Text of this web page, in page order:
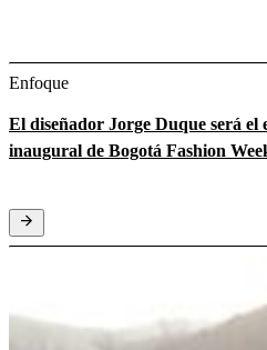
Enfoque
El diseñador Jorge Duque será el
inaugural de Bogotá Fashion